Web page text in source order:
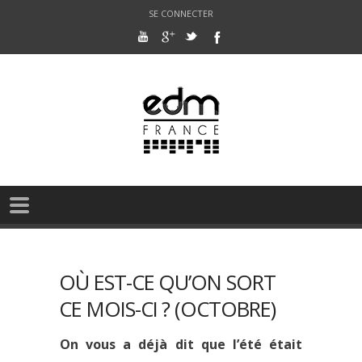
SE CONNECTER
OÙ EST-CE QU’ON SORT
CE MOIS-CI ? (OCTOBRE)
On vous a déjà dit que l’été était